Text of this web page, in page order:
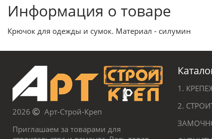
Информация о товаре
Крючок для одежды и сумок. Материал - силумин
2026
Арт-Строй-Креп
Приглашаем за товарами для
1.
2.